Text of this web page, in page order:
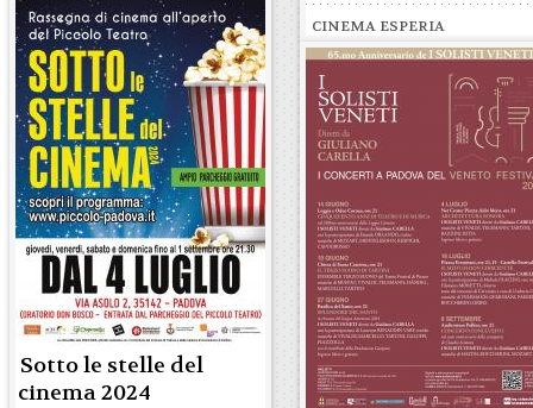
CINEMA ESPERIA
Sotto le stelle del
cinema 2024